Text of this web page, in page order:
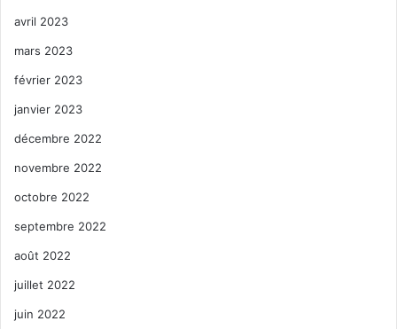
avril 2023
mars 2023
février 2023
janvier 2023
décembre 2022
novembre 2022
octobre 2022
septembre 2022
août 2022
juillet 2022
juin 2022